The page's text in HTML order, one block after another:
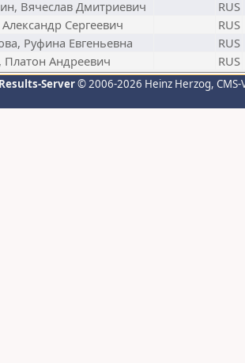
Вячеслав Дмитриевич
RUS
Сергеевич
RUS
Руфина Евгеньевна
RUS
Андреевич RUS
Server© 2006-2026 Heinz Herzog,